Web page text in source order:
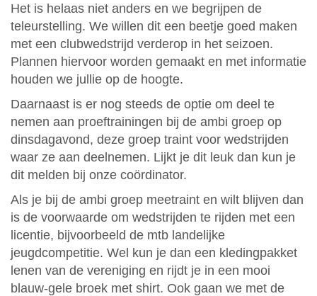
Het is helaas niet anders en we begrijpen de
teleurstelling. We willen dit een beetje goed maken
met een clubwedstrijd verderop in het seizoen.
Plannen hiervoor worden gemaakt en met informatie
houden we jullie op de hoogte.
Daarnaast is er nog steeds de optie om deel te
nemen aan proeftrainingen bij de ambi groep op
dinsdagavond, deze groep traint voor wedstrijden
waar ze aan deelnemen. Lijkt je dit leuk dan kun je
dit melden bij onze coördinator.
Als je bij de ambi groep meetraint en wilt blijven dan
is de voorwaarde om wedstrijden te rijden met een
licentie, bijvoorbeeld de mtb landelijke
jeugdcompetitie. Wel kun je dan een kledingpakket
lenen van de vereniging en rijdt je in een mooi
blauw-gele broek met shirt. Ook gaan we met de